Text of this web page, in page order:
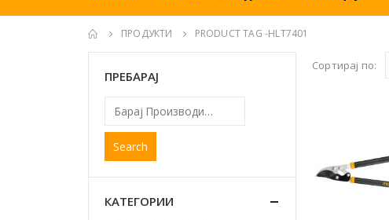
ПРОДУКТИ PRODUCT TAG -HLT7401
Сортирај по:
ПРЕБАРАЈ
Search
КАТЕГОРИИ